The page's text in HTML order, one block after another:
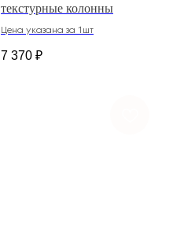
текстурные колонны
Цена указана за 1шт
7 370 ₽